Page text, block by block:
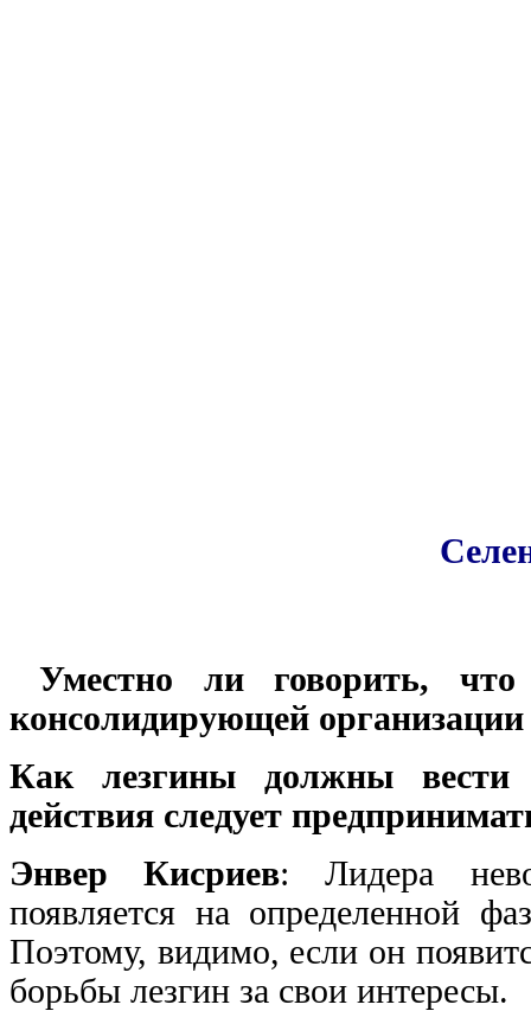
Уместно ли говорить,
консолидирующей
Как лезгины должны вести
действия следует
Энвер Кисриев: Лидера
появляется на определенной
Поэтому, видимо, если он
борьбы лезгин за свои интересы.